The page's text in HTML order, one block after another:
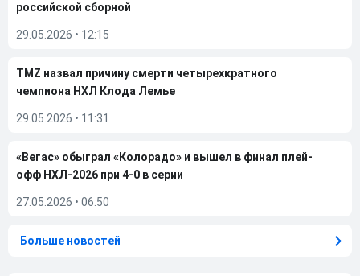
российской сборной
29.05.2026 • 12:15
TMZ назвал причину смерти четырехкратного
чемпиона НХЛ Клода Лемье
29.05.2026 • 11:31
«Вегас» обыграл «Колорадо» и вышел в финал плей-
офф НХЛ-2026 при 4-0 в серии
27.05.2026 • 06:50
Больше новостей